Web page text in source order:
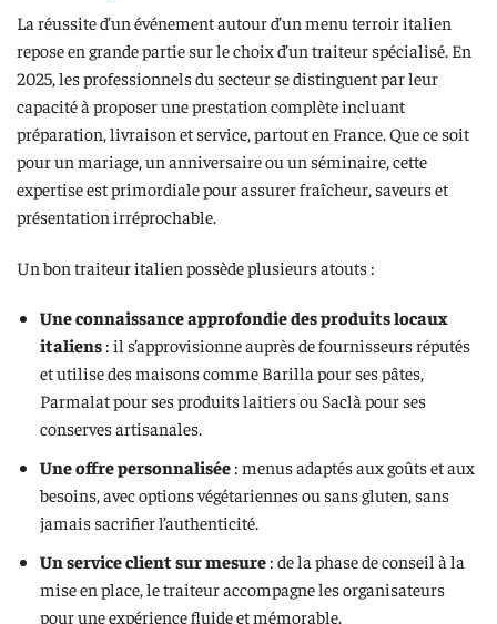
La réussite d’un événement autour d’un menu terroir italien
repose en grande partie sur le choix d’un traiteur spécialisé. En
2025, les professionnels du secteur se distinguent par leur
capacité à proposer une prestation complète incluant
préparation, livraison et service, partout en France. Que ce soit
pour un mariage, un anniversaire ou un séminaire, cette
expertise est primordiale pour assurer fraîcheur, saveurs et
présentation irréprochable.
Un bon traiteur italien possède plusieurs atouts :
Une connaissance approfondie des produits locaux
italiens: il s’approvisionne auprès de fournisseurs réputés
et utilise des maisons comme Barilla pour ses pâtes,
Parmalat pour ses produits laitiers ou Saclà pour ses
conserves artisanales.
Une offre personnalisée: menus adaptés aux goûts et aux
besoins, avec options végétariennes ou sans gluten, sans
jamais sacrifier l’authenticité.
Un service client sur mesure: de la phase de conseil à la
mise en place, le traiteur accompagne les organisateurs
pour une expérience fluide et mémorable.